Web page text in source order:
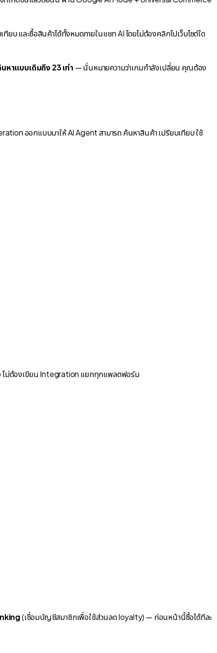
ทียบ และซื้อสินค้าได้ทั้งหมดภายในแชท AIโดยไม่ต้องคลิกไปเว็บไซต์ใด
หาแบบเดิมถึง 23 เท่า — นั่นหมายความว่าเกมกำลังเปลี่ยน คุณต้อง
ออกแบบมาให้ AI Agent สามารถค้นหาสินค้า เปรียบเทียบ ใช้
ไม่ต้องเขียน Integration แยกทุกแพลตฟอร์ม
(เชื่อมบัญชีสมาชิกเพื่อใช้ส่วนลด loyalty) — ก่อนหน้านี้ซื้อได้ทีละ